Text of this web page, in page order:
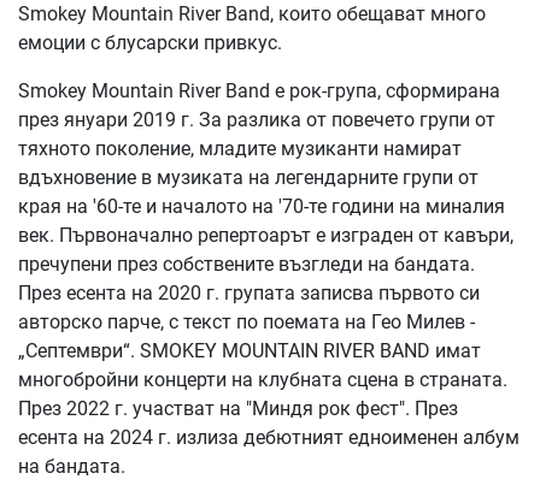
Smokey Mountain River Band, които обещават много
емоции с блусарски привкус.
Smokey Mountain River Band е рок-група, сформирана
през януари 2019 г. За разлика от повечето групи от
тяхното поколение, младите музиканти намират
вдъхновение в музиката на легендарните групи от
края на '60-те и началото на '70-те години на миналия
век. Първоначално репертоарът е изграден от кавъри,
пречупени през собствените възгледи на бандата.
През есента на 2020 г. групата записва първото си
авторско парче, с текст по поемата на Гео Милев -
„Септември“. SMOKEY MOUNTAIN RIVER BAND имат
многобройни концерти на клубната сцена в страната.
През 2022 г. участват на "Миндя рок фест". През
есента на 2024 г. излиза дебютният едноименен албум
на бандата.